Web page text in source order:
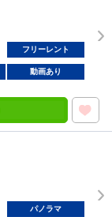
フリーレント
動画あり
パノラマ